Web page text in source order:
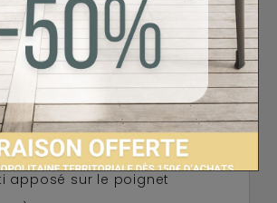
ambidextre permet une
que vous soyez
La taille Large offre un
pour une grande liberté
sans compression
Finition Soignée
élégant
apposé sur le poignet